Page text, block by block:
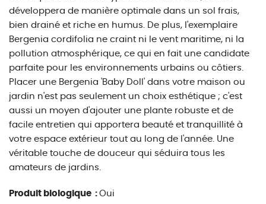
développera de manière optimale dans un sol frais,
bien drainé et riche en humus. De plus, l'exemplaire
Bergenia cordifolia ne craint ni le vent maritime, ni la
pollution atmosphérique, ce qui en fait une candidate
parfaite pour les environnements urbains ou côtiers.
Placer une Bergenia 'Baby Doll' dans votre maison ou
jardin n'est pas seulement un choix esthétique ; c'est
aussi un moyen d'ajouter une plante robuste et de
facile entretien qui apportera beauté et tranquillité à
votre espace extérieur tout au long de l'année. Une
véritable touche de douceur qui séduira tous les
amateurs de jardins.
Produit biologique : Oui